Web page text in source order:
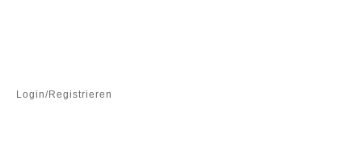
Login/Registrieren